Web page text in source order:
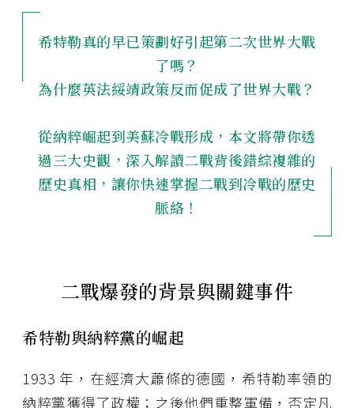
希特勒真的早已策劃好引起第二次世界大戰
了嗎？
為什麼英法綏靖政策反而促成了世界大戰？
從納粹崛起到美蘇冷戰形成，本文將帶你透
過三大史觀，深入解讀二戰背後錯綜複雜的
歷史真相，讓你快速掌握二戰到冷戰的歷史
脈絡！
二戰爆發的背景與關鍵事件
希特勒與納粹黨的崛起
1933 年，在經濟大蕭條的德國，希特勒率領的
納粹黨獲得了政權；之後他們重整軍備，否定凡